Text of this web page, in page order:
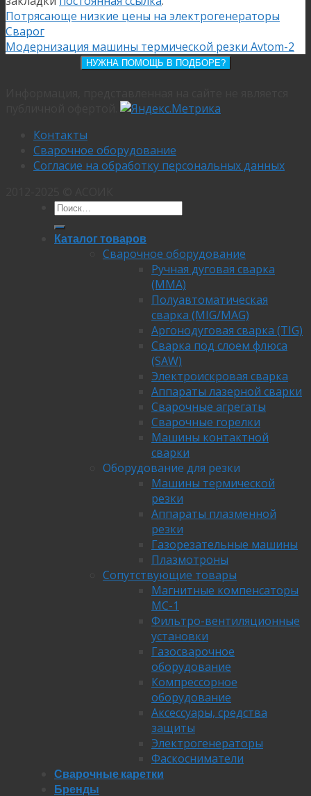
Потрясающе низкие цены на электрогенераторы
Сварог
Модернизация машины термической резки Avtom-2
НУЖНА ПОМОЩЬ В ПОДБОРЕ?
Контакты
Сварочное оборудование
Согласие на обработку персональных данных
Каталог товаров
Сварочное оборудование
Ручная дуговая сварка
(MMA)
Полуавтоматическая
сварка (MIG/MAG)
Аргонодуговая сварка (TIG)
Сварка под слоем флюса
(SAW)
Электроискровая сварка
Аппараты лазерной сварки
Сварочные агрегаты
Сварочные горелки
Машины контактной
сварки
Оборудование для резки
Машины термической
резки
Аппараты плазменной
резки
Газорезательные машины
Плазмотроны
Сопутствующие товары
Магнитные компенсаторы
МС-1
Фильтро-вентиляционные
установки
Газосварочное
оборудование
Компрессорное
оборудование
Аксессуары, средства
защиты
Электрогенераторы
Фаскосниматели
Сварочные каретки
Бренды